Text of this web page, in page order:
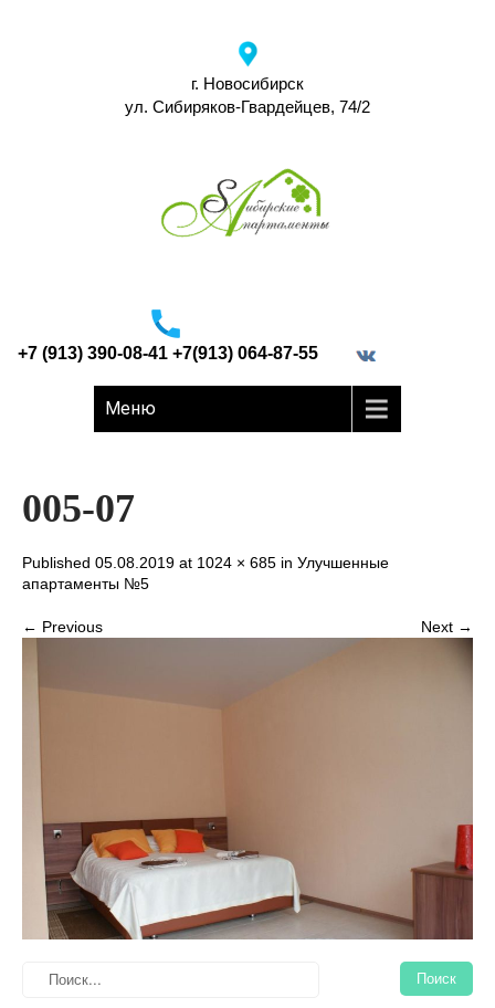
г. Новосибирск
ул. Сибиряков-Гвардейцев, 74/2
+7 (913) 390-08-41 +7(913) 064-87-55
Меню
005-07
Published 05.08.2019 at 1024 × 685 in Улучшенные
апартаменты №5
← Previous Next →